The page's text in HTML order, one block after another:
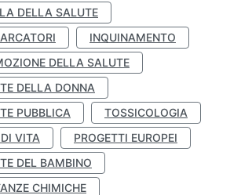
DELLA SALUTE
INQUINAMENTO
DELLA SALUTE
DELLA DONNA
PUBBLICA
TOSSICOLOGIA
VITA
PROGETTI EUROPEI
DEL BAMBINO
CHIMICHE